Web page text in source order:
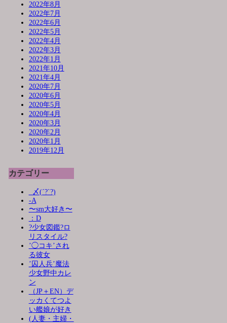
2022年8月
2022年7月
2022年6月
2022年5月
2022年4月
2022年3月
2022年1月
2021年10月
2021年4月
2020年7月
2020年6月
2020年5月
2020年4月
2020年3月
2020年2月
2020年1月
2019年12月
カテゴリー
_〆(´?`?)
-A
〜sm大好き〜
：D
?少女図鑑?ロ
リスタイル?
’◯コキ’され
る彼女
’囚人兵’魔法
少女野中カレ
ン
（JP＋EN）デ
ッカくてつよ
い艦娘が好き
(人妻・主婦・